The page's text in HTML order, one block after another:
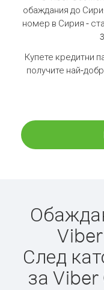
обаждания до
номер в Сирия -
Купете кредитни
получите най-
След
за